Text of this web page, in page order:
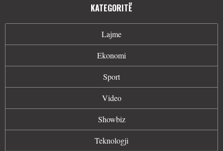
KATEGORITË
Lajme
Ekonomi
Sport
Video
Showbiz
Teknologji